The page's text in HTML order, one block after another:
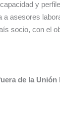
y
a asesores
socio, con el
de la Unión